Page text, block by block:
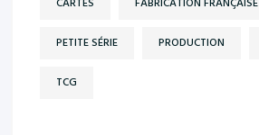
PETITE SÉRIE PRODUCTION
TCG